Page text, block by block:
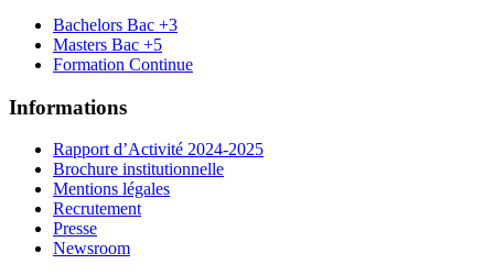
Bachelors Bac +3
Masters Bac +5
Formation Continue
Informations
Rapport d’Activité 2024-2025
Brochure institutionnelle
Mentions légales
Recrutement
Presse
Newsroom